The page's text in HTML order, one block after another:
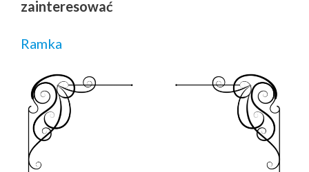
zainteresować
Ramka